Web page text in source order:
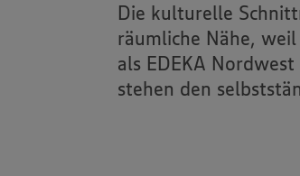
Die kulturelle
räumliche Nähe,
als EDEKA
stehen den